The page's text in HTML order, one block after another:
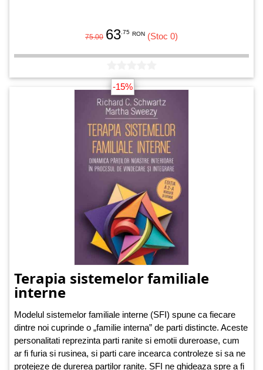
75.00 63 .75 RON (Stoc 0)
-15%
Terapia sistemelor familiale
interne
Modelul sistemelor familiale interne (SFI) spune ca fiecare
dintre noi cuprinde o „familie interna” de parti distincte. Aceste
personalitati reprezinta parti ranite si emotii dureroase, cum
ar fi furia si rusinea, si parti care incearca controleze si sa ne
protejeze de durerea partilor ranite. SFI ne ghideaza spre a fi